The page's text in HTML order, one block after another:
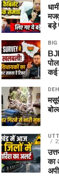
बड़े
BIG
कई
का